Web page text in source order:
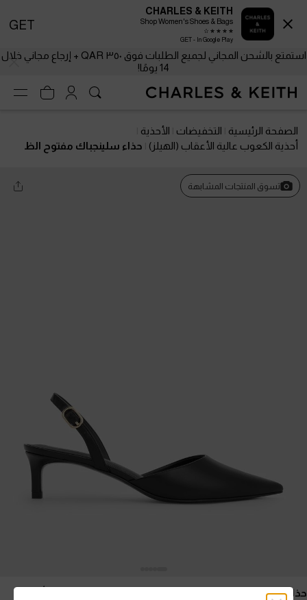
استمتع بالشحن المجاني لجميع الطلبات فوق ٣٥٠ QAR + إرجاع مجاني خلال
14 يومًا!
الصفحة الرئيسية التخفيضات
الأحذية
أحذية الكعوب عالية الأعقاب (الهيلز)
حذاء سلينجباك مفتوح الظ
تسوق المنتجات المشابهة
حذاء سلينجباك مفتوح الظهر بكعب كيتن ومقدمة مدببة
CHARLES & KEITH
Shop Women's Shoes & Bags
GET - In Google Play
GET